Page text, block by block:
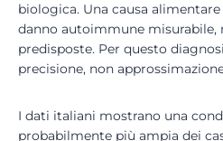
biologica. Una causa
danno autoimmune misurabile,
predisposte. Per questo
precisione, non
I dati italiani mostrano una
probabilmente più ampia dei